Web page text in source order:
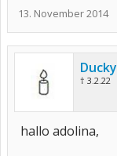
13. November 2014
Ducky
† 3.2.22
hallo adolina,